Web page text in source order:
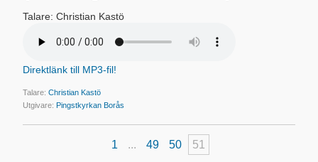
Talare: Christian Kastö
Direktlänk till MP3-fil!
Talare:Christian Kastö
Utgivare:Pingstkyrkan Borås
1 ... 49 50 51